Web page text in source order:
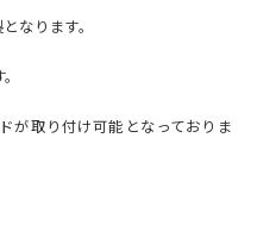
なります。
が取り付け可能となっておりま